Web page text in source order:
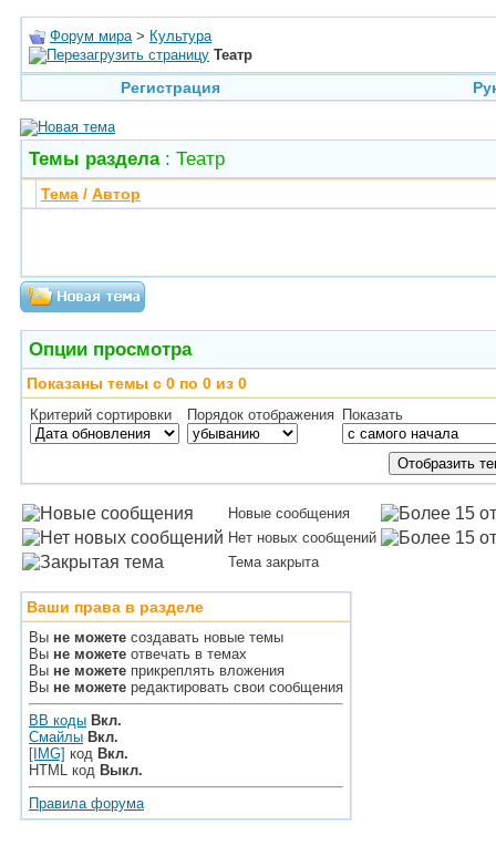
Форум мира > Культура
Театр
Регистрация
Темы раздела: Театр
Тема / Автор
Опции просмотра
Показаны темы с 0 по 0 из 0
Критерий сортировки Порядок отображения Показать
Новые сообщения
Нет новых сообщений
Тема закрыта
Ваши права в разделе
Вы не можете создавать новые темы
Вы не можете отвечать в темах
Вы не можете прикреплять вложения
Вы не можете редактировать свои сообщения
BB коды Вкл.
Смайлы Вкл.
[IMG] код Вкл.
HTML код Выкл.
Правила форума